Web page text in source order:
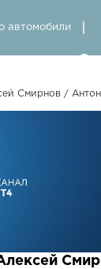
автомобили
Смирнов /